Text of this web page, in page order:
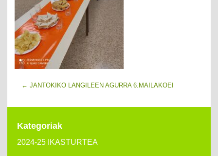
← JANTOKIKO LANGILEEN AGURRA 6.MAILAKOEI
Kategoriak
2024-25 IKASTURTEA